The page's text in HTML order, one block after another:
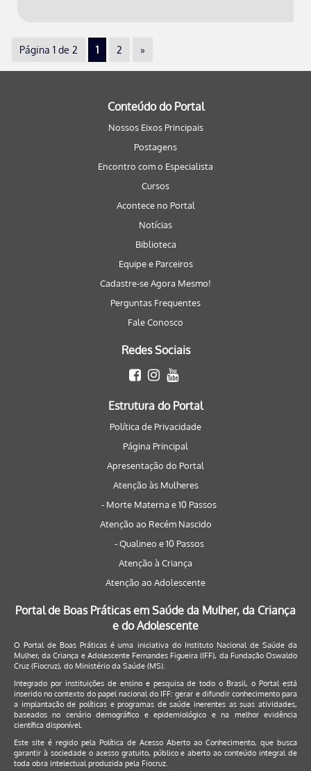
Página 1 de 2 1 2 »
Conteúdo do Portal
Nossos Eixos Principais
Postagens
Encontro com o Especialista
Cursos
Acontece no Portal
Notícias
Biblioteca
Equipe e Parceiros
Cadastre-se Agora Mesmo!
Perguntas Frequentes
Fale Conosco
Redes Sociais
Estrutura do Portal
Política de Privacidade
Página Principal
Apresentação do Portal
Atenção às Mulheres
- Morte Materna e 10 Passos
Atenção ao Recém Nascido
- Qualineo e 10 Passos
Atenção à Criança
Atenção ao Adolescente
Portal de Boas Práticas em Saúde da Mulher, da Criança
e do Adolescente
O Portal de Boas Práticas é uma iniciativa do Instituto Nacional de Saúde da
Mulher, da Criança e Adolescente Fernandes Figueira (IFF), da Fundação Oswaldo
Cruz (Fiocruz), do Ministério da Saúde (MS).
Integrado por instituições de ensino e pesquisa de todo o Brasil, o Portal está
inserido no contexto do papel nacional do IFF: gerar e difundir conhecimento para
a implantação de políticas e programas de saúde inerentes as suas atividades,
baseados no cenário demográfico e epidemiológico e na melhor evidência
científica disponível.
Este site é regido pela Política de Acesso Aberto ao Conhecimento, que busca
garantir à sociedade o acesso gratuito, público e aberto ao conteúdo integral de
toda obra intelectual produzida pela Fiocruz.